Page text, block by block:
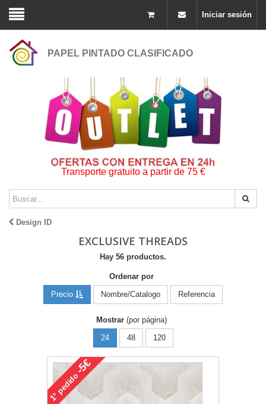
Iniciar sesión
PAPEL PINTADO CLASIFICADO
Transporte gratuito a partir de 75 €
Design ID
EXCLUSIVE THREADS
Hay 56 productos.
Ordenar por
Precio
Nombre/Catalogo Referencia
Mostrar (por página)
24
48 120
1°
pedido
-5€